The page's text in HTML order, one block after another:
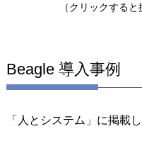
（クリックする
Beagle 導入事例
「人とシステム」に掲載